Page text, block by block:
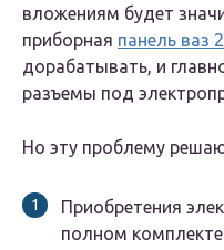
вложениям будет
приборная панель ваз
дорабатывать, и
разъемы под
Но эту проблему
Приобретения
полном